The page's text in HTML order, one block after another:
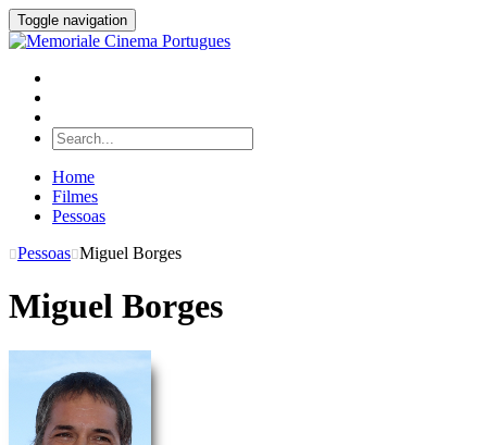
Toggle navigation
Home
Filmes
Pessoas
Pessoas Miguel Borges
Miguel Borges